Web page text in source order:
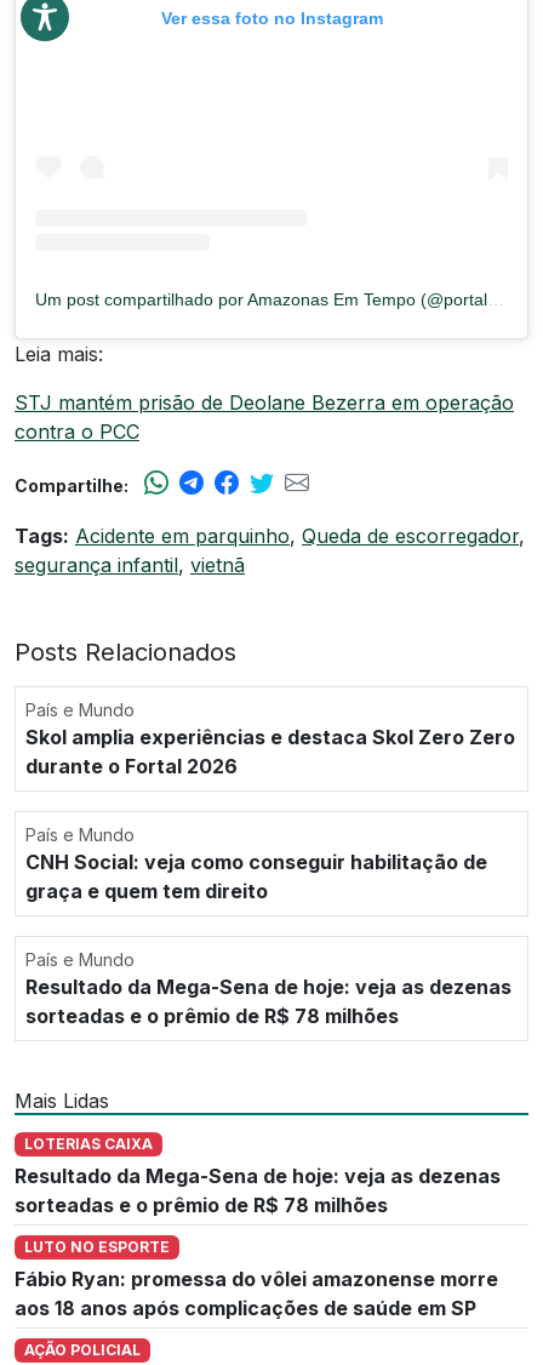
Ver essa foto no Instagram
Leia mais:
STJ mantém prisão de Deolane Bezerra em operação
contra o PCC
Compartilhe:
Tags: Acidente em parquinho, Queda de escorregador,
segurança infantil, vietnã
Posts Relacionados
País e Mundo
Skol amplia experiências e destaca Skol Zero Zero
durante o Fortal 2026
País e Mundo
CNH Social: veja como conseguir habilitação de
graça e quem tem direito
País e Mundo
Resultado da Mega-Sena de hoje: veja as dezenas
sorteadas e o prêmio de R$ 78 milhões
Mais Lidas
LOTERIAS CAIXA
Resultado da Mega-Sena de hoje: veja as dezenas
sorteadas e o prêmio de R$ 78 milhões
LUTO NO ESPORTE
Fábio Ryan: promessa do vôlei amazonense morre
aos 18 anos após complicações de saúde em SP
AÇÃO POLICIAL